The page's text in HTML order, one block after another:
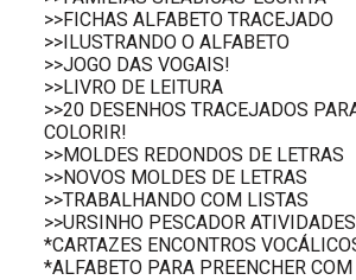
>>FICHAS ALFABETO TRACEJADO
>>ILUSTRANDO O ALFABETO
>>JOGO DAS VOGAIS!
>>LIVRO DE LEITURA
>>20 DESENHOS TRACEJADOS
COLORIR!
>>MOLDES REDONDOS DE LETRAS
>>NOVOS MOLDES DE LETRAS
>>TRABALHANDO COM LISTAS
>>URSINHO PESCADOR
*CARTAZES ENCONTROS
*ALFABETO PARA PREENCHER